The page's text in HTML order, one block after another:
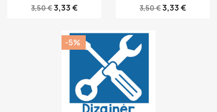
3,50 €3,33 €
3,50 €3,33 €
-5%